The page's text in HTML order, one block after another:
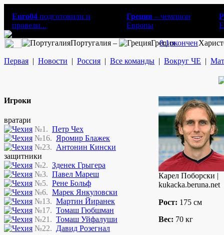
Euro04 подготовили и
провели...
Греция – чемпион
Европы
Португалия – Греция
0:1окончен
Первая | Новости | Россия | Все команды | Вокруг ЧЕ |
Игроки
вратари
№1. Петр Чех
№16. Яромир Блажек
№23. Антонин Кински
защитники
№2. Зденек Грыгера
№3. Павел Мареш
№5. Рене Больф
№6. Марек Янкуловски
№13. Мартин Йиранек
№17. Томаш Гюбшман
№21. Томаш Уйфалуши
№22. Давид Розегнал
Карел Поборски |
kukacka.beruna.net
Рост: 175 см
Вес: 70 кг